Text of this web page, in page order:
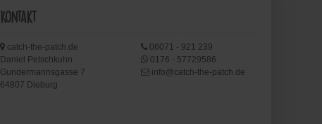
Kontakt
catch-the-patch.de
Daniel Petschkuhn
Gundermannsgasse 7
64807 Dieburg
06071 - 921 239
0176 - 57729586
info@catch-the-patch.de